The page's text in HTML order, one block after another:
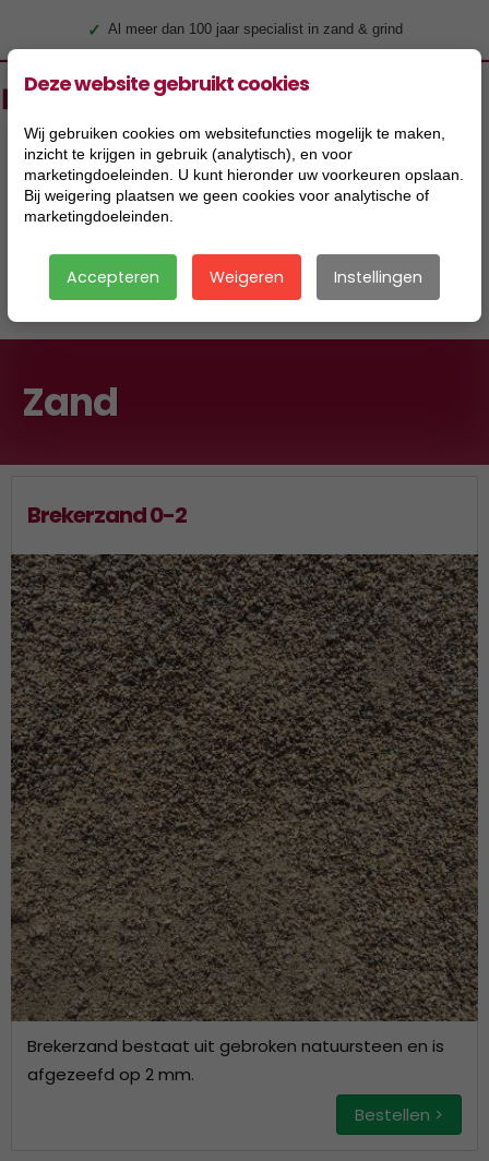
✓ Al meer dan 100 jaar specialist in zand & grind
|
Zand
Brekerzand 0-2
Brekerzand bestaat uit gebroken natuursteen en is
afgezeefd op 2 mm.
Bestellen >
Deze website gebruikt cookies
Wij gebruiken cookies om websitefuncties mogelijk te maken,
inzicht te krijgen in gebruik (analytisch), en voor
marketingdoeleinden. U kunt hieronder uw voorkeuren opslaan.
Bij weigering plaatsen we geen cookies voor analytische of
marketingdoeleinden.
Accepteren Weigeren Instellingen